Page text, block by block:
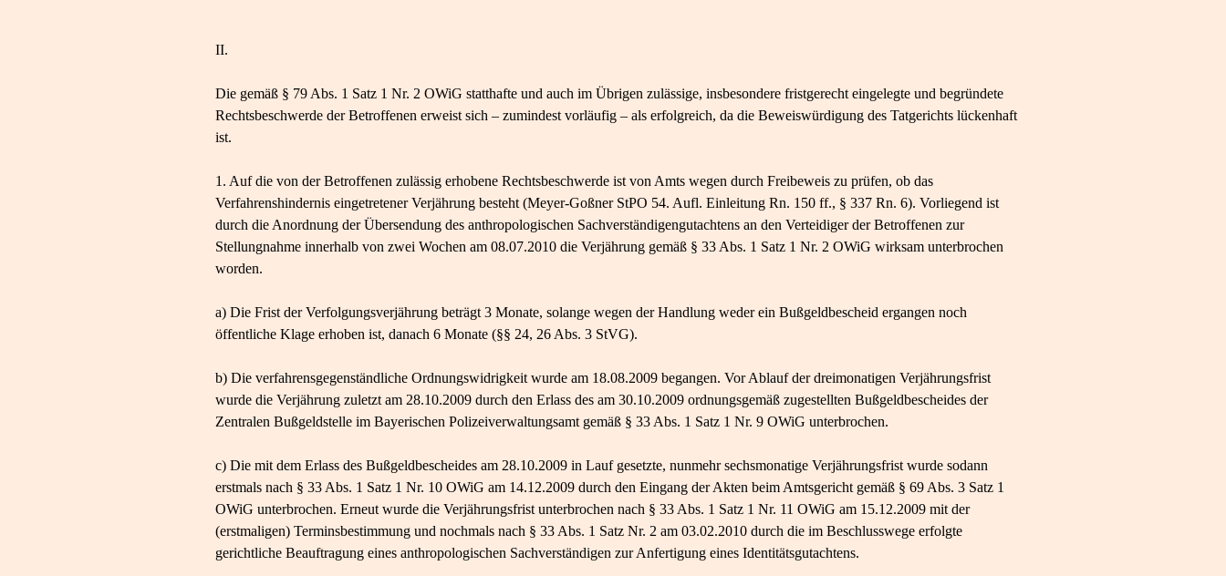
II.
Die gemäß § 79 Abs. 1 Satz 1 Nr. 2 OWiG statthafte und auch im Übrigen zulässige, insbesondere fristgerecht eingelegte und begründete
Rechtsbeschwerde der Betroffenen erweist sich – zumindest vorläufig – als erfolgreich, da die Beweiswürdigung des Tatgerichts lückenhaft
ist.
1. Auf die von der Betroffenen zulässig erhobene Rechtsbeschwerde ist von Amts wegen durch Freibeweis zu prüfen, ob das
Verfahrenshindernis eingetretener Verjährung besteht (Meyer-​Goßner StPO 54. Aufl. Einleitung Rn. 150 ff., § 337 Rn. 6). Vorliegend ist
durch die Anordnung der Übersendung des anthropologischen Sachverständigengutachtens an den Verteidiger der Betroffenen zur
Stellungnahme innerhalb von zwei Wochen am 08.07.2010 die Verjährung gemäß § 33 Abs. 1 Satz 1 Nr. 2 OWiG wirksam unterbrochen
worden.
a) Die Frist der Verfolgungsverjährung beträgt 3 Monate, solange wegen der Handlung weder ein Bußgeldbescheid ergangen noch
öffentliche Klage erhoben ist, danach 6 Monate (§§ 24, 26 Abs. 3 StVG).
b) Die verfahrensgegenständliche Ordnungswidrigkeit wurde am 18.08.2009 begangen. Vor Ablauf der dreimonatigen Verjährungsfrist
wurde die Verjährung zuletzt am 28.10.2009 durch den Erlass des am 30.10.2009 ordnungsgemäß zugestellten Bußgeldbescheides der
Zentralen Bußgeldstelle im Bayerischen Polizeiverwaltungsamt gemäß § 33 Abs. 1 Satz 1 Nr. 9 OWiG unterbrochen.
c) Die mit dem Erlass des Bußgeldbescheides am 28.10.2009 in Lauf gesetzte, nunmehr sechsmonatige Verjährungsfrist wurde sodann
erstmals nach § 33 Abs. 1 Satz 1 Nr. 10 OWiG am 14.12.2009 durch den Eingang der Akten beim Amtsgericht gemäß § 69 Abs. 3 Satz 1
OWiG unterbrochen. Erneut wurde die Verjährungsfrist unterbrochen nach § 33 Abs. 1 Satz 1 Nr. 11 OWiG am 15.12.2009 mit der
(erstmaligen) Terminsbestimmung und nochmals nach § 33 Abs. 1 Satz Nr. 2 am 03.02.2010 durch die im Beschlusswege erfolgte
gerichtliche Beauftragung eines anthropologischen Sachverständigen zur Anfertigung eines Identitätsgutachtens.